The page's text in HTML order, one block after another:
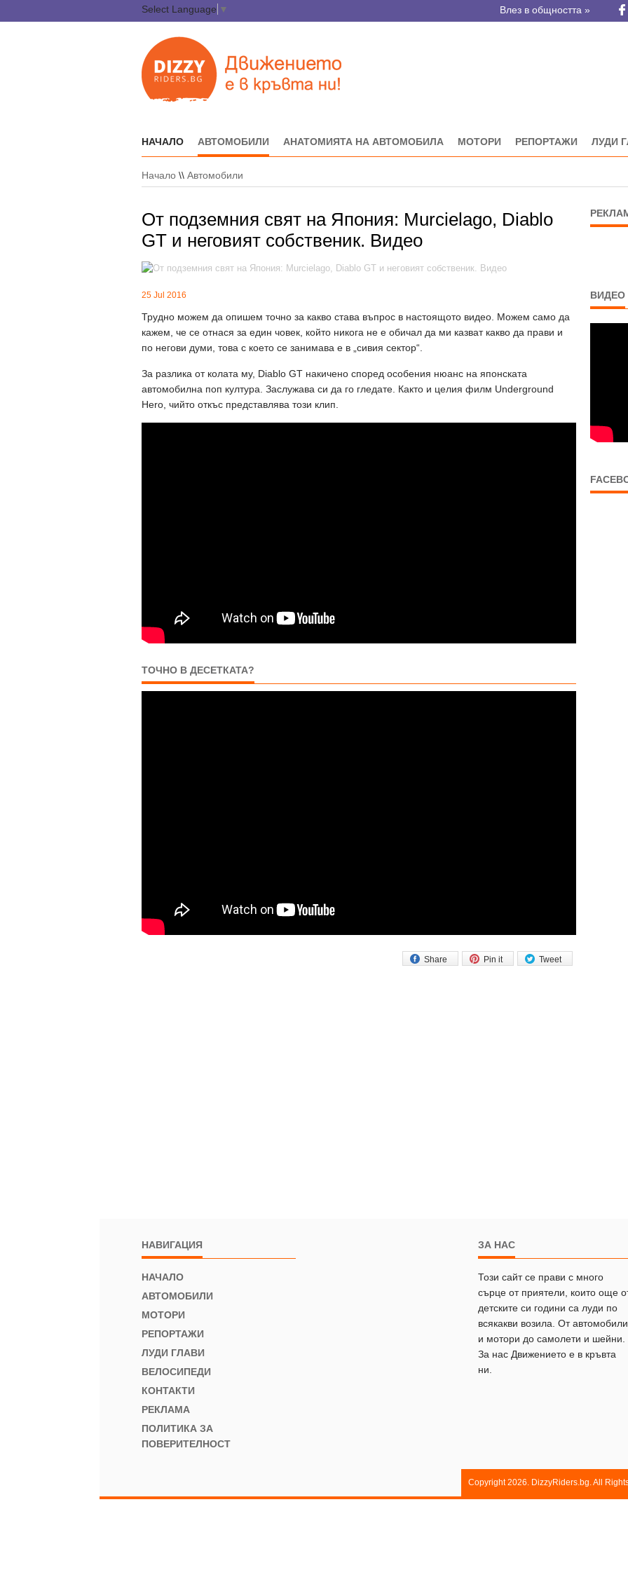
Select Language ▼ Влез в общността »
НАЧАЛО АВТОМОБИЛИ АНАТОМИЯТА НА АВТОМОБИЛА МОТОРИ РЕПОРТАЖИ ЛУДИ
Начало \\ Автомобили
От подземния свят на Япония: Murcielago, Diablo
GT и неговият собственик. Видео
25 Jul 2016
Трудно можем да опишем точно за какво става въпрос в настоящото видео. Можем само да
кажем, че се отнася за един човек, който никога не е обичал да ми казват какво да прави и
по негови думи, това с което се занимава е в „сивия сектор“.
За разлика от колата му, Diablo GT накичено според особения нюанс на японската
автомобилна поп култура. Заслужава си да го гледате. Както и целия филм Underground
Hero, чийто откъс представлява този клип.
ТОЧНО В ДЕСЕТКАТА?
Tweet
Pin it
Share
ВИДЕО
НАВИГАЦИЯ
НАЧАЛО
АВТОМОБИЛИ
МОТОРИ
РЕПОРТАЖИ
ЛУДИ ГЛАВИ
ВЕЛОСИПЕДИ
КОНТАКТИ
РЕКЛАМА
ПОЛИТИКА ЗА
ПОВЕРИТЕЛНОСТ
ЗА НАС
Този сайт се прави с много
сърце от приятели, които още
детските си години са луди по
всякакви возила. От автомобили
и мотори до самолети и шейни.
За нас Движението е в кръвта
ни.
Copyright 2026. DizzyRiders.bg. All